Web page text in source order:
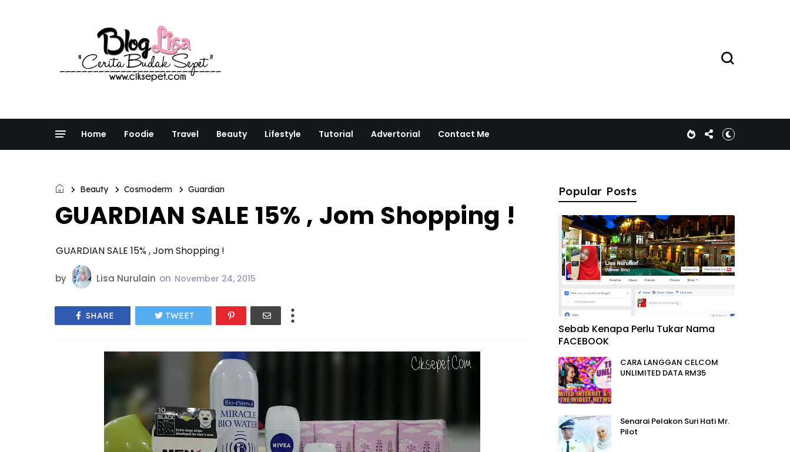
Home Foodie Travel Beauty Lifestyle Tutorial Advertorial Contact Me
Beauty Cosmoderm Guardian
GUARDIAN SALE 15% , Jom Shopping !
GUARDIAN SALE 15% , Jom Shopping !
by Lisa Nurulain on November 24, 2015
SHARE TWEET
Popular Posts
Sebab Kenapa Perlu Tukar Nama
FACEBOOK
CARA LANGGAN CELCOM
UNLIMITED DATA RM35
Senarai Pelakon Suri Hati Mr.
Pilot